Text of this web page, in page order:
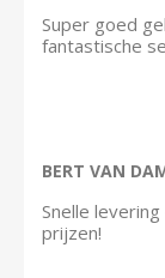
Super goed
fantastische
BERT VAN
Snelle
prijzen!